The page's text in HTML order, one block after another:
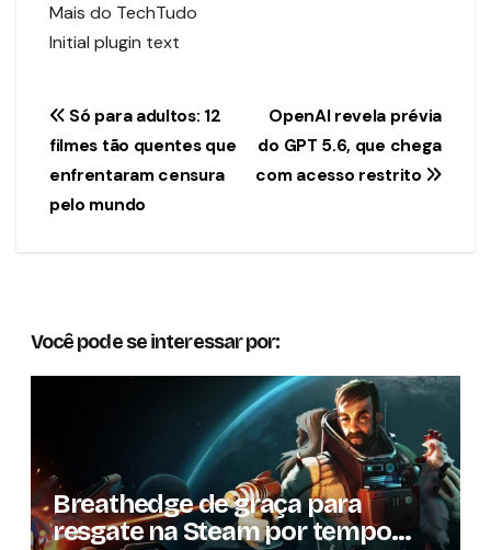
Mais do TechTudo
Initial plugin text
Navegação
de
Post
OpenAI revela prévia
do GPT 5.6, que chega
com acesso restrito
Só para adultos: 12
filmes tão quentes que
enfrentaram censura
pelo mundo
Você pode se interessar por:
Breathedge de graça para
resgate na Steam por tempo